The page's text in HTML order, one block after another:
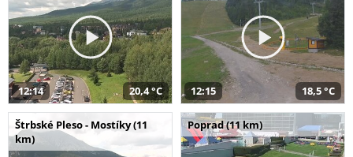
12:14 20,4 °C 12:15 18,5 °C
Štrbské Pleso - Mostíky (11
km)
Poprad (11 km)